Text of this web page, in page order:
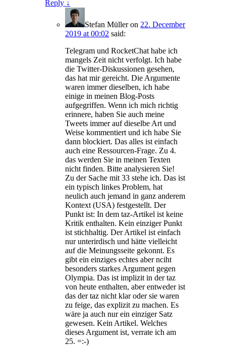
Reply ↓
Stefan Mülleron 22. December
2019 at 00:02 said:
Telegram und RocketChat habe ich
mangels Zeit nicht verfolgt. Ich habe
die Twitter-Diskussionen gesehen,
das hat mir gereicht. Die Argumente
waren immer dieselben, ich habe
einige in meinen Blog-Posts
aufgegriffen. Wenn ich mich richtig
erinnere, haben Sie auch meine
Tweets immer auf dieselbe Art und
Weise kommentiert und ich habe Sie
dann blockiert. Das alles ist einfach
auch eine Ressourcen-Frage. Zu 4.
das werden Sie in meinen Texten
nicht finden. Bitte analysieren Sie!
Zu der Sache mit 33 stehe ich. Das ist
ein typisch linkes Problem, hat
neulich auch jemand in ganz anderem
Kontext (USA) festgestellt. Der
Punkt ist: In dem taz-Artikel ist keine
Kritik enthalten. Kein einziger Punkt
ist stichhaltig. Der Artikel ist einfach
nur unterirdisch und hätte vielleicht
auf die Meinungsseite gekonnt. Es
gibt ein einziges echtes aber nciht
besonders starkes Argument gegen
Olympia. Das ist implizit in der taz
von heute enthalten, aber entweder ist
das der taz nicht klar oder sie waren
zu feige, das explizit zu machen. Es
wäre ja auch nur ein einziger Satz
gewesen. Kein Artikel. Welches
dieses Argument ist, verrate ich am
25. =:-)